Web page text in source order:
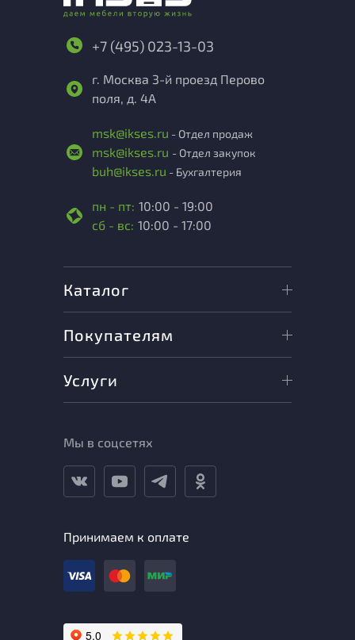
+7 (495) 023-13-03
г. Москва 3-й проезд Перово
поля, д. 4А
msk@ikses.ru - Отдел продаж
msk@ikses.ru - Отдел закупок
buh@ikses.ru - Бухгалтерия
пн - пт: 10:00 - 19:00
сб - вс: 10:00 - 17:00
Каталог
Покупателям
Услуги
Мы в соцсетях
Принимаем к оплате